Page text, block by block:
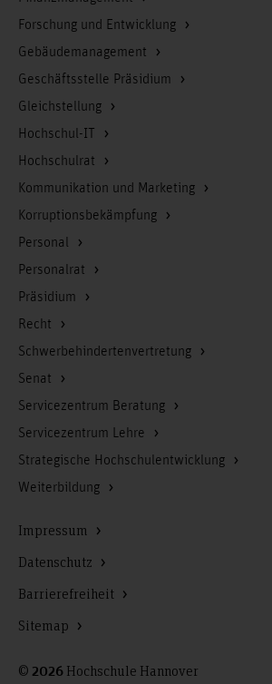
Forschung und Entwicklung
Gebäudemanagement
Geschäftsstelle Präsidium
Gleichstellung
Hochschul-IT
Hochschulrat
Kommunikation und Marketing
Korruptionsbekämpfung
Personal
Personalrat
Präsidium
Recht
Schwerbehindertenvertretung
Senat
Servicezentrum Beratung
Servicezentrum Lehre
Strategische Hochschulentwicklung
Weiterbildung
© 2026 Hochschule Hannover
Impressum
Datenschutz
Barrierefreiheit
Sitemap